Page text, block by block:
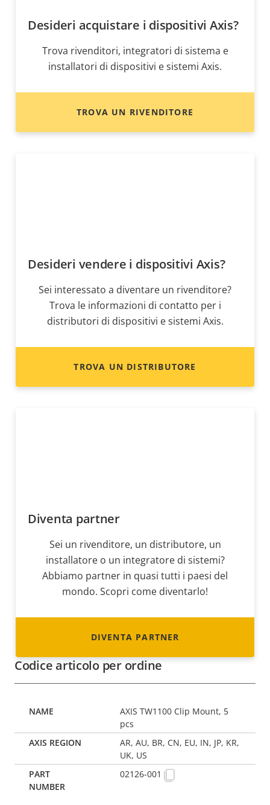
Desideri acquistare i dispositivi Axis?
Trova rivenditori, integratori di sistema e
installatori di dispositivi e sistemi Axis.
TROVA UN RIVENDITORE
Desideri vendere i dispositivi Axis?
Sei interessato a diventare un rivenditore?
Trova le informazioni di contatto per i
distributori di dispositivi e sistemi Axis.
TROVA UN DISTRIBUTORE
Diventa partner
Sei un rivenditore, un distributore, un
installatore o un integratore di sistemi?
Abbiamo partner in quasi tutti i paesi del
mondo. Scopri come diventarlo!
DIVENTA PARTNER
Codice articolo per ordine
AXIS TW1100 Clip Mount, 5
pcs
AR, AU, BR, CN, EU, IN, JP, KR,
UK, US
02126-001